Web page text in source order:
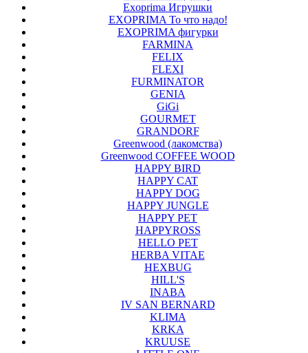
Exoprima Игрушки
EXOPRIMA То что надо!
EXOPRIMA фигурки
FARMINA
FELIX
FLEXI
FURMINATOR
GENIA
GiGi
GOURMET
GRANDORF
Greenwood (лакомства)
Greenwood COFFEE WOOD
HAPPY BIRD
HAPPY CAT
HAPPY DOG
HAPPY JUNGLE
HAPPY PET
HAPPYROSS
HELLO PET
HERBA VITAE
HEXBUG
HILL'S
INABA
IV SAN BERNARD
KLIMA
KRKA
KRUUSE